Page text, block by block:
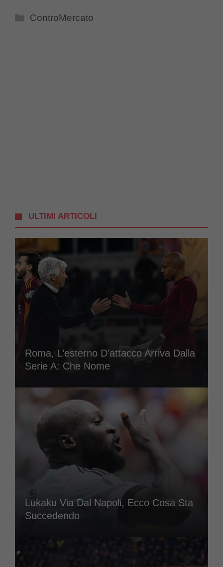
Categorie
ControMercato
ULTIMI ARTICOLI
Roma, L’esterno D’attacco Arriva Dalla
Serie A: Che Nome
Lukaku Via Dal Napoli, Ecco Cosa Sta
Succedendo